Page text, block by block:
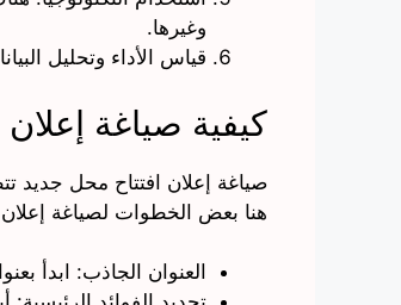
وغيرها.
قياس الأداء وتحليل
كيفية صياغة
صياغة إعلان افتتاح محل جديد
هنا بعض الخطوات لصياغة
العنوان الجاذب: ابدأ